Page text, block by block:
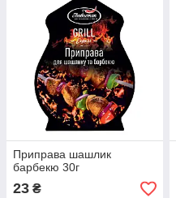
Приправа шашлик
барбекю 30г
23 ₴